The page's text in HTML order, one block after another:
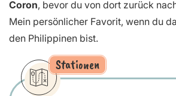
Coron, bevor du von dort zurück
Mein persönlicher Favorit, wenn du
den Philippinen bist.
Stationen